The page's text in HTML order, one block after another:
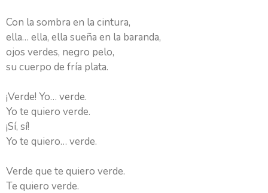
Con la sombra en la cintura,
ella… ella, ella sueña en la baranda,
ojos verdes, negro pelo,
su cuerpo de fría plata.
¡Verde! Yo… verde.
Yo te quiero verde.
¡Sí, sí!
Yo te quiero… verde.
Verde que te quiero verde.
Te quiero verde.